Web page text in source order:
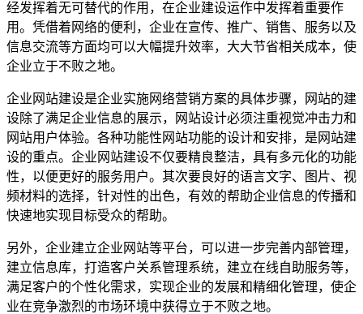
经发挥着无可替代的作用，在企业建设运作中发挥着重要作
用。凭借着网络的便利，企业在宣传、推广、销售、服务以及
信息交流等方面均可以大幅提升效率，大大节省相关成本，使
企业立于不败之地。
企业网站建设是企业实施网络营销方案的具体步骤，网站的建
设除了满足企业信息的展示，网站设计必须注重视觉冲击力和
网站用户体验。各种功能性网站功能的设计和安排，是网站建
设的重点。企业网站建设不仅要精良整洁，具有多元化的功能
性，以便更好的服务用户。其次要良好的语言文字、图片、视
频材料的选择，针对性的出色，有效的帮助企业信息的传播和
快速地实现目标受众的帮助。
另外，企业建立企业网站等平台，可以进一步完善内部管理，
建立信息库，打造客户关系管理系统，建立在线自助服务等，
满足客户的个性化需求，实现企业的发展和精细化管理，使企
业在竞争激烈的市场环境中获得立于不败之地。